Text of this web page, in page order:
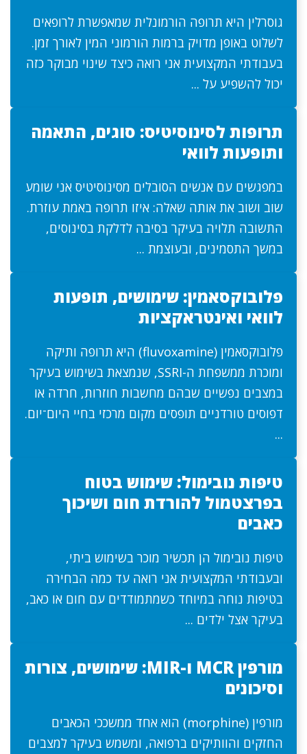
גוסרלין היא תרופה הורמונלית שמאפשרת לרופאים
לשלוט באופן מדויק ברמות הורמוני המין לאורך זמן.
בעבודתי המקצועית אני רואה כיצד שינוי מבוקר כזה
יכול להשפיע על ...
תרופות לסינוסיטיס: סוגים, התאמה
ותופעות לוואי
במפגשים עם אנשים הסובלים מסינוסיטיס אני שומע
שוב ושוב את אותה שאלה: איזו תרופה באמת עוזרת.
התשובה תלויה בעיקר בסיבה לדלקת בסינוסים,
במשך התסמינים, ובעוצמת ...
פלובוקסאמין: שימושים, תופעות
לוואי ואינטראקציות
פלובוקסאמין (fluvoxamine) היא תרופה ותיקה
ומוכרת ממשפחת ה-SSRI, שנמצאת בשימוש בעיקר
במצבים נפשיים שבהם מחשבות חוזרות, חרדה או
דפוסים טורדניים תופסים מקום מרכזי בחיי היום־יום.
...
טיפות נובימול: שימוש בטוח
בפרצטמול להורדת חום ושיכוך
כאבים
טיפות נובימול הן תכשיר מוכר בשימוש ביתי,
ובעבודתי המקצועית אני רואה עד כמה הבחירה
בטיפות נוחה במיוחד כשמתמודדים עם חום או כאב,
בעיקר אצל ילדים ...
מורפין MCR ו-MIR: שימושים, צורות
וסיכונים
מורפין (morphine) הוא אחד ממשככי הכאבים
החזקים והוותיקים ברפואה, ומשמש בעיקר למצבים